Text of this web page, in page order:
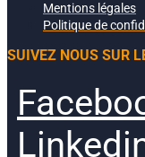
Mentions légales
Politique de
SUIVEZ NOUS SUR